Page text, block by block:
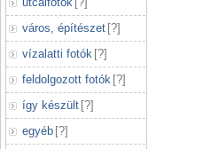
város, építészet [?]
vízalatti fotók [?]
feldolgozott fotók [?]
így készült [?]
egyéb [?]